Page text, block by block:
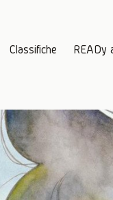
Classifiche READy